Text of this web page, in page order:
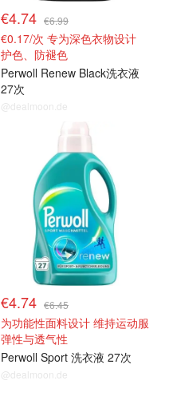
€4.74 €6.99
€0.17/次 专为深色衣物设计
护色、防褪色
Perwoll Renew Black洗衣液
27次
@dealmoon.de
€4.74 €6.45
为功能性面料设计 维持运动服
弹性与透气性
Perwoll Sport 洗衣液 27次
@dealmoon.de